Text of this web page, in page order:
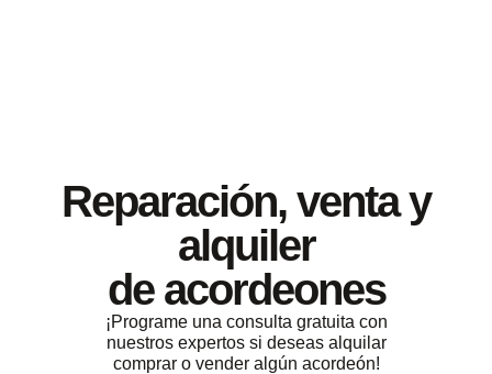
Reparación, venta y
alquiler
de acordeones
¡Programe una consulta gratuita con
nuestros expertos si deseas alquilar
comprar o vender algún acordeón!